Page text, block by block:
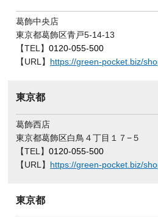
葛飾中央店
東京都葛飾区青戸5-14-13
【TEL】0120-055-500
【URL】 https://green-pocket.biz/
東京都
葛飾西店
東京都葛飾区白鳥４丁目１７−５
【TEL】0120-055-500
【URL】 https://green-pocket.biz/
東京都